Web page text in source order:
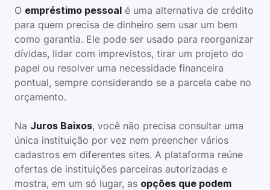
O empréstimo pessoal é uma alternativa de crédito
para quem precisa de dinheiro sem usar um bem
como garantia. Ele pode ser usado para reorganizar
dívidas, lidar com imprevistos, tirar um projeto do
papel ou resolver uma necessidade financeira
pontual, sempre considerando se a parcela cabe no
orçamento.
Na Juros Baixos, você não precisa consultar uma
única instituição por vez nem preencher vários
cadastros em diferentes sites. A plataforma reúne
ofertas de instituições parceiras autorizadas e
mostra, em um só lugar, as opções que podem